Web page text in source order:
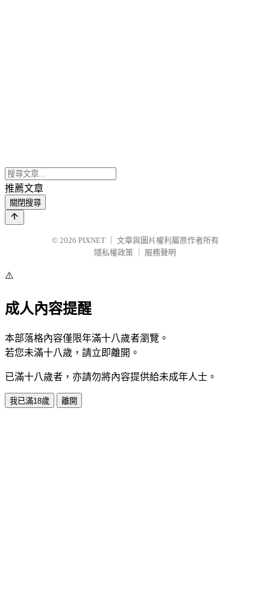
推薦文章
關閉搜尋
© 2026 PIXNET
文章與圖片權利屬原作者所有
隱私權政策
服務聲明
⚠️
成人內容提醒
本部落格內容僅限年滿十八歲者瀏覽。
若您未滿十八歲，請立即離開。
已滿十八歲者，亦請勿將內容提供給未成年人士。
我已滿18歲 離開